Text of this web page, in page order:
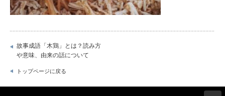
故事成語「木鶏」とは？読み方
や意味、由来の話について
トップページに戻る